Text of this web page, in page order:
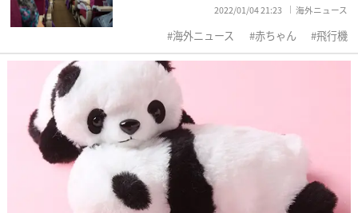
2022/01/04 21:23 海外ニュース
海外ニュース 赤ちゃん 飛行機